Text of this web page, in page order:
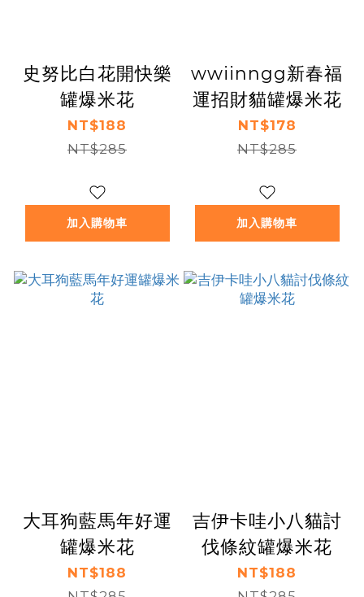
史努比白花開快樂
罐爆米花
NT$188
NT$285
加入購物車
wwiinngg新春福
運招財貓罐爆米花
NT$178
NT$285
加入購物車
大耳狗藍馬年好運
罐爆米花
NT$188
吉伊卡哇小八貓討
伐條紋罐爆米花
NT$188